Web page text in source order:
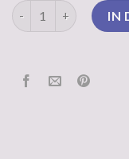
pullover schwarz IN